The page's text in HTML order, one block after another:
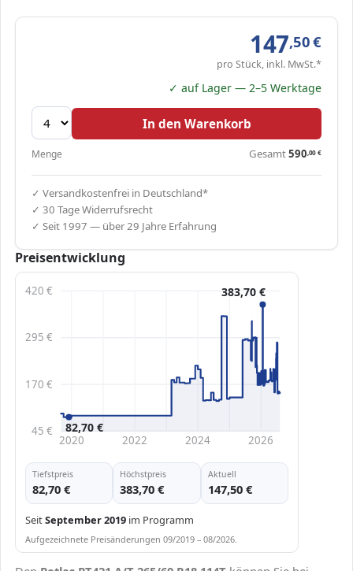
147,50€
pro Stück, inkl. MwSt.*
✓ auf Lager — 2–5 Werktage
In den Warenkorb
Menge Gesamt590,00€
✓ Versandkostenfrei in Deutschland*
✓ 30 Tage Widerrufsrecht
✓ Seit 1997 — über 29 Jahre Erfahrung
Preisentwicklung
45 €
170 €
295 €
420 €
2020 2022 2024 2026
383,70 €
82,70 €
Tiefstpreis
82,70 €
Höchstpreis
383,70 €
Aktuell
147,50 €
SeitSeptember 2019 im Programm
Aufgezeichnete Preisänderungen 09/2019 – 08/2026.